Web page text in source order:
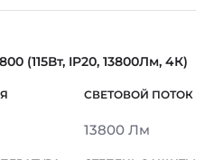
(115Вт, IP20, 13800Лм, 4К)
13800 Лм